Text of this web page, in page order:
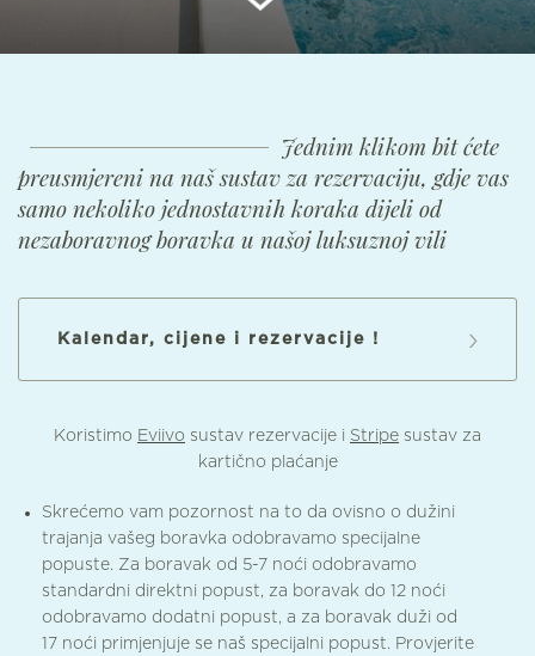
Jednim klikom bit ćete
preusmjereni na naš sustav za rezervaciju, gdje vas
samo nekoliko jednostavnih koraka dijeli od
nezaboravnog boravka u našoj luksuznoj vili
Kalendar, cijene i rezervacije !
Koristimo Eviivo sustav rezervacije i Stripe sustav za
kartično plaćanje
Skrećemo vam pozornost na to da ovisno o dužini
trajanja vašeg boravka odobravamo specijalne
popuste. Za boravak od 5-7 noći odobravamo
standardni direktni popust, za boravak do 12 noći
odobravamo dodatni popust, a za boravak duži od
17 noći primjenjuje se naš specijalni popust. Provjerite